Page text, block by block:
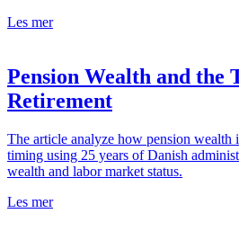
Les mer
Pension Wealth and the
Retirement
The article analyze how pension wealth
timing using 25 years of Danish
wealth and labor market status.
Les mer